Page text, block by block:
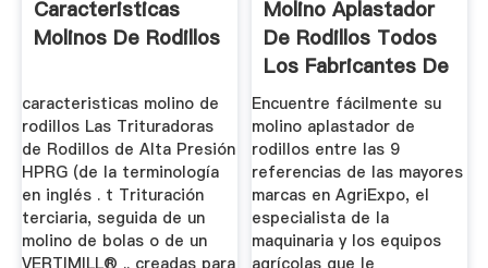
Caracteristicas
Molinos De Rodillos
caracteristicas molino de
rodillos Las Trituradoras
de Rodillos de Alta Presión
HPRG (de la terminología
en inglés . t Trituración
terciaria, seguida de un
molino de bolas o de un
Molino Aplastador
De Rodillos Todos
Los Fabricantes De
...
Encuentre fácilmente su
molino aplastador de
rodillos entre las 9
referencias de las mayores
marcas en AgriExpo, el
especialista de la
maquinaria y los equipos